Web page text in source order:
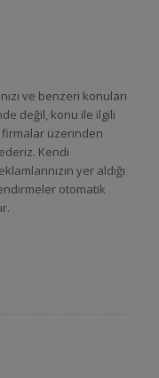
ve benzeri konuları
değil, konu ile ilgili
firmalar üzerinden
Kendi
yer aldığı
otomatik